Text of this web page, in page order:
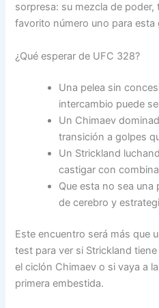
sorpresa: su mezcla de
favorito número uno para esta
¿Qué esperar de UFC 328?
Una pelea sin
intercambio puede
Un Chimaev
transición a golpes
Un Strickland
castigar con
Que esta no sea una
de cerebro y
Este encuentro será más que
test para ver si Strickland
el ciclón Chimaev o si vaya a
primera embestida.